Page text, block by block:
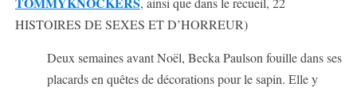
HISTOIRES DE SEXES ET D’HORREUR)
Deux semaines avant Noël, Becka Paulson fouille dans ses
placards en quêtes de décorations pour le sapin. Elle y